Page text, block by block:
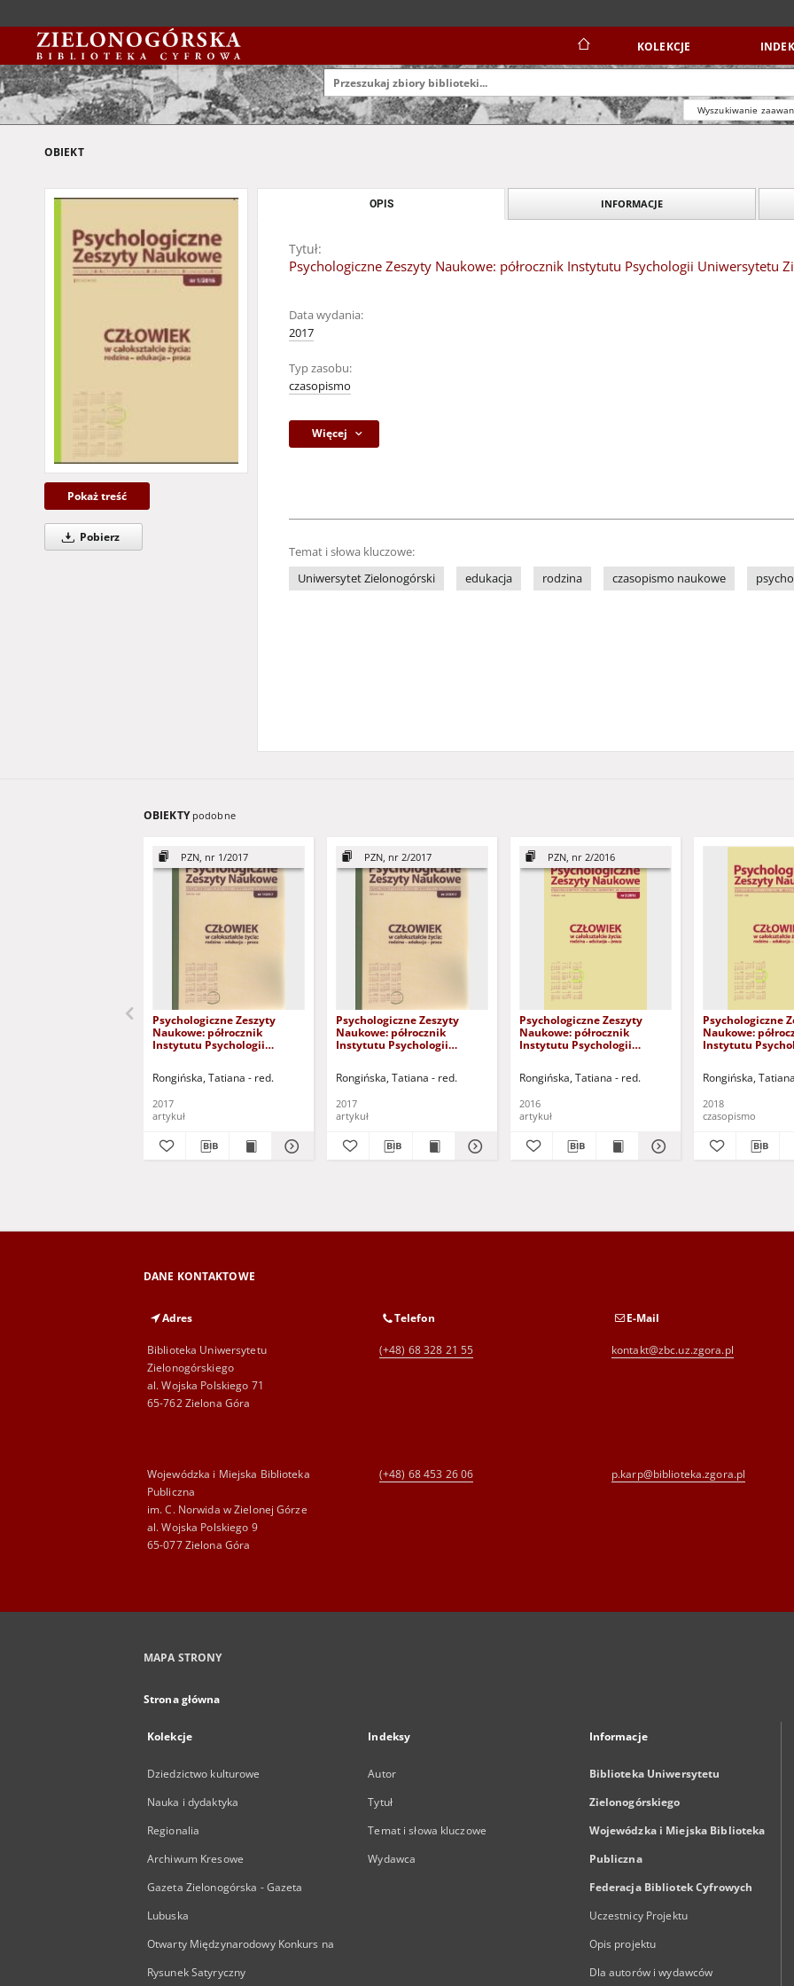
KOLEKCJE
Wyszukiwanie
OBIEKT
Pokaż treść
Pobierz
OPIS INFORMACJE
Tytuł:
Psychologiczne Zeszyty Naukowe: półrocznik Instytutu Psychologii Uniwersytetu
Data wydania:
2017
Typ zasobu:
czasopismo
Więcej
Temat i słowa kluczowe:
Uniwersytet Zielonogórski
edukacja rodzina czasopismo naukowe
OBIEKTY podobne
PZN, nr 1/2017
Psychologiczne Zeszyty
Naukowe: półrocznik
Instytutu Psychologii
spis treści
Rongińska, Tatiana - red.
2017
artykuł
PZN, nr 2/2017
Psychologiczne Zeszyty
Naukowe: półrocznik
Instytutu Psychologii
spis treści
Rongińska, Tatiana - red.
2017
artykuł
PZN, nr 2/2016
Psychologiczne Zeszyty
Naukowe: półrocznik
Instytutu Psychologii
spis treści
Rongińska, Tatiana - red.
2016
artykuł
Psychologiczne
Naukowe:
Instytutu
1/2018
Rongińska,
2018
czasopismo
DANE KONTAKTOWE
Adres
Biblioteka Uniwersytetu
Zielonogórskiego
al. Wojska Polskiego 71
65-762 Zielona Góra
Telefon
(+48) 68 328 21 55
E-Mail
kontakt@zbc.uz.zgora.pl
Wojewódzka i Miejska Biblioteka
Publiczna
im. C. Norwida w Zielonej Górze
al. Wojska Polskiego 9
65-077 Zielona Góra
(+48) 68 453 26 06 p.karp@biblioteka.zgora.pl
MAPA STRONY
Strona główna
Kolekcje
Dziedzictwo kulturowe
Nauka i dydaktyka
Regionalia
Archiwum Kresowe
Gazeta Zielonogórska - Gazeta
Lubuska
Otwarty Międzynarodowy Konkurs na
Rysunek Satyryczny
Indeksy
Autor
Tytuł
Temat i słowa kluczowe
Wydawca
Informacje
Biblioteka Uniwersytetu
Zielonogórskiego
Wojewódzka i Miejska Biblioteka
Publiczna
Federacja Bibliotek Cyfrowych
Uczestnicy Projektu
Opis projektu
Dla autorów i wydawców